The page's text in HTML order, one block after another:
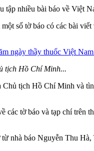
tập nhiều bài báo về Việt
số tờ báo có các bài
tịch Hồ Chí Minh...
tịch Hồ Chí Minh và
các tờ báo và tạp chí trên
nhà báo Nguyễn Thu